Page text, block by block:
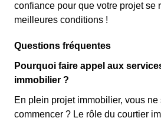
confiance pour que votre projet se
meilleures conditions !
Questions fréquentes
Pourquoi faire appel aux
immobilier ?
En plein projet immobilier, vous ne
commencer ? Le rôle du courtier